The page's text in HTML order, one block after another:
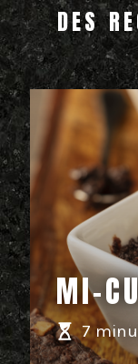
DES
MI-
7